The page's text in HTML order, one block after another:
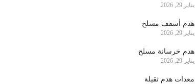
يناير 29, 2026
هدم أسقف مسلح
يناير 29, 2026
هدم خرسانة مسلح
يناير 29, 2026
معدات هدم ثقيلة